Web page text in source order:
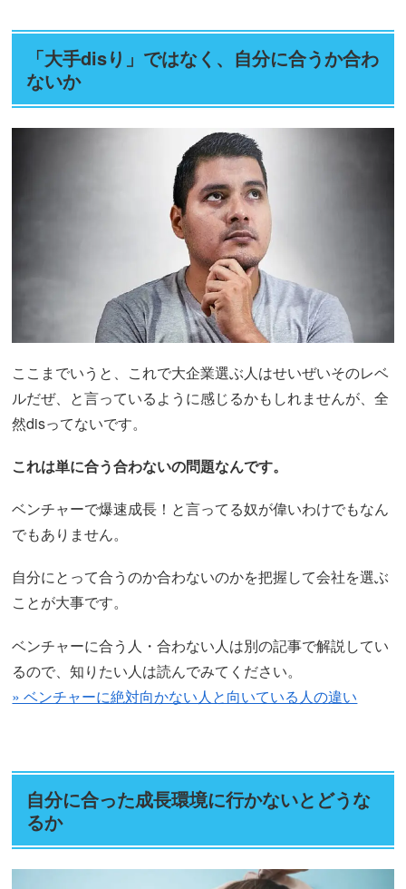
「大手disり」ではなく、自分に合うか合わ
ないか
ここまでいうと、これで大企業選ぶ人はせいぜいそのレベ
ルだぜ、と言っているように感じるかもしれませんが、全
然disってないです。
これは単に合う合わないの問題なんです。
ベンチャーで爆速成長！と言ってる奴が偉いわけでもなん
でもありません。
自分にとって合うのか合わないのかを把握して会社を選ぶ
ことが大事です。
ベンチャーに合う人・合わない人は別の記事で解説してい
るので、知りたい人は読んでみてください。
» ベンチャーに絶対向かない人と向いている人の違い
自分に合った成長環境に行かないとどうな
るか